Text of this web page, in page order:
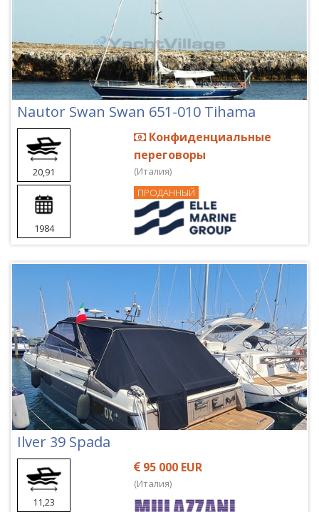
Nautor Swan Swan 651-010 Tihama
20,91
1984
Конфиденциальные
переговоры
(Италия)
ПРОДАННЫЙ
Ilver 39 Spada
11,23
95 000 EUR
(Италия)